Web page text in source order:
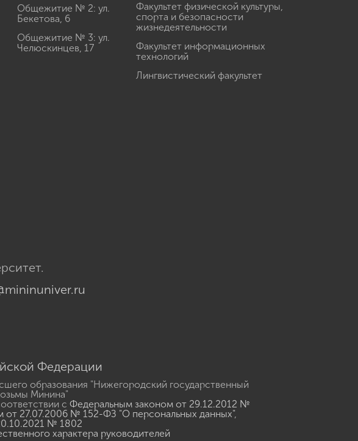
Общежитие № 2: ул.
Бекетова, 6
Общежитие № 3: ул.
Челюскинцев, 17
Факультет физической культуры,
спорта и безопасности
жизнедеятельности
Факультет информационных
технологий
Лингвистический факультет
Федерации
образования "Нижегородский государственный
Минина"
с Федеральным законом от 29.12.2012 №
от 27.07.2006 № 152-ФЗ "О персональных данных",
№ 1802
характера руководителей